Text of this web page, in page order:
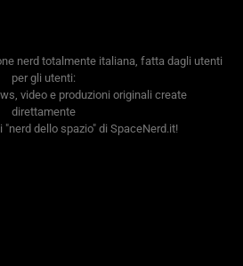
nerd totalmente italiana, fatta dagli utenti
per gli utenti:
video e produzioni originali create
direttamente
dello spazio" di SpaceNerd.it!